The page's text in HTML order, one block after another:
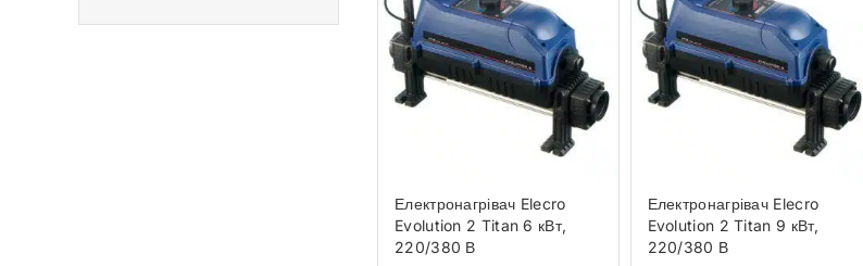
Електронагрівач Elecro
Evolution 2 Titan 6 кВт,
220/380 В
Електронагрівач Elecro
Evolution 2 Titan 9 кВт,
220/380 В